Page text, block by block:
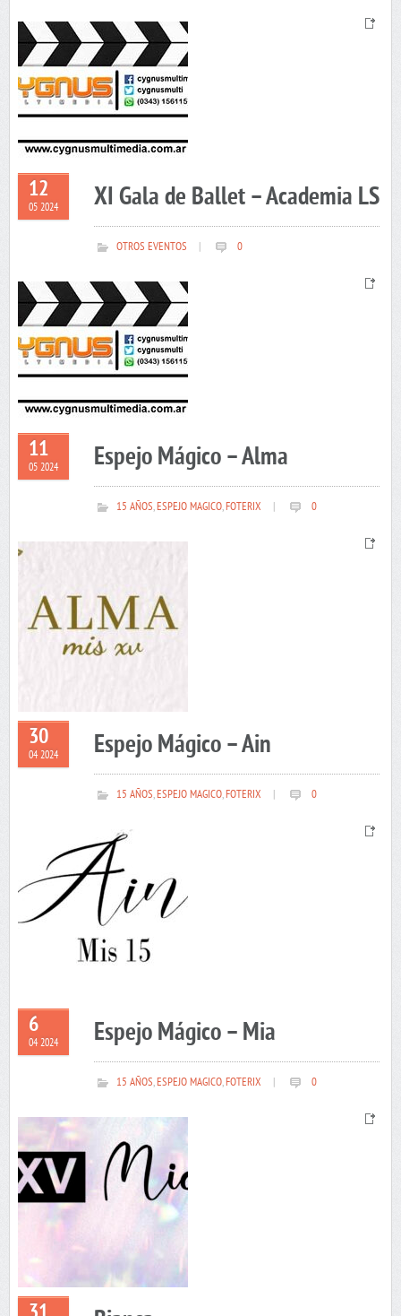
12
05 2024 XI Gala de Ballet – Academia LS
OTROS EVENTOS 0
11
05 2024 Espejo Mágico – Alma
15 AÑOS,ESPEJO MAGICO,FOTERIX 0
30
04 2024 Espejo Mágico – Ain
15 AÑOS,ESPEJO MAGICO,FOTERIX 0
6
04 2024 Espejo Mágico – Mia
15 AÑOS,ESPEJO MAGICO,FOTERIX 0